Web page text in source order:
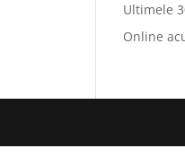
Ultimele
Online